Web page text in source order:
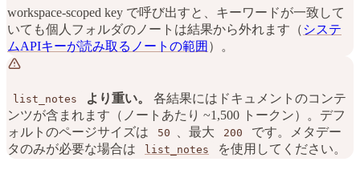
workspace-scoped key で呼び出すと、キーワードが一致して
いても個人フォルダのノートは結果から外れます（ システ
ムAPIキーが読み取るノートの範囲 ）。
list_notes より重い。
各結果にはドキュメントのコンテ
ンツが含まれます（ノートあたり ~1,500 トークン）。デフ
ォルトのページサイズは
50 、最大 200
です。メタデー
タのみが必要な場合は
list_notes を使用してください。